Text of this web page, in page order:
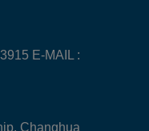
E-MAIL :
Changhua